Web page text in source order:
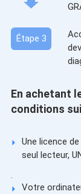
Étape 3
En achetant
conditions
Une licence
seul lecteur,
.
Votre